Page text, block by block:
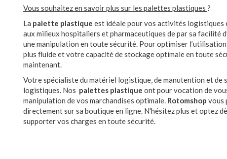
Vous souhaitez en savoir plus sur les palettes plastiques ?
La palette plastique est idéale pour vos activités logistiques
aux milieux hospitaliers et pharmaceutiques de par sa facilité
une manipulation en toute sécurité. Pour optimiser l’utilisation
plus fluide et votre capacité de stockage optimale en toute
maintenant.
Votre spécialiste du matériel logistique, de manutention et
logistiques. Nos palettes plastique ont pour vocation de
manipulation de vos marchandises optimale. Rotomshop vous
directement sur sa boutique en ligne. N'hésitez plus et optez
supporter vos charges en toute sécurité.